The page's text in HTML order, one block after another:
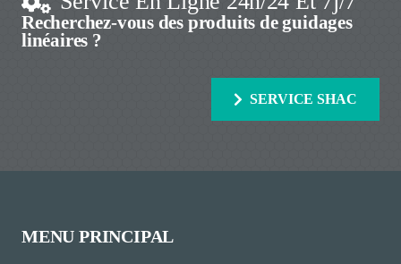
Recherchez-vous des produits de guidages
linéaires ?
SERVICE SHAC
MENU PRINCIPAL